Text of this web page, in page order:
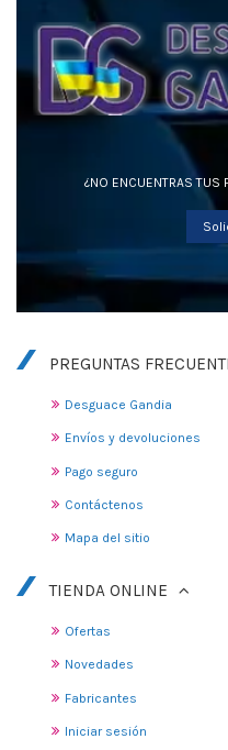
¿NO ENCUENTRAS TUS
PREGUNTAS
Desguace Gandia
Envíos y devoluciones
Pago seguro
Contáctenos
Mapa del sitio
TIENDA ONLINE
Ofertas
Novedades
Fabricantes
Iniciar sesión